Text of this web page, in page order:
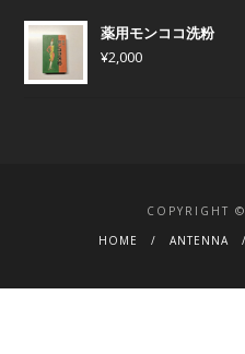
薬用モンココ洗粉
¥2,000
COPYRIGHT
HOME
ANTENNA